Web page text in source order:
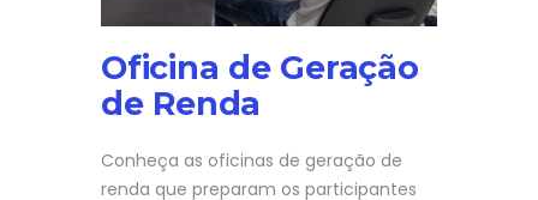
Oficina de Geração
de Renda
Conheça as oficinas de geração de
renda que preparam os participantes